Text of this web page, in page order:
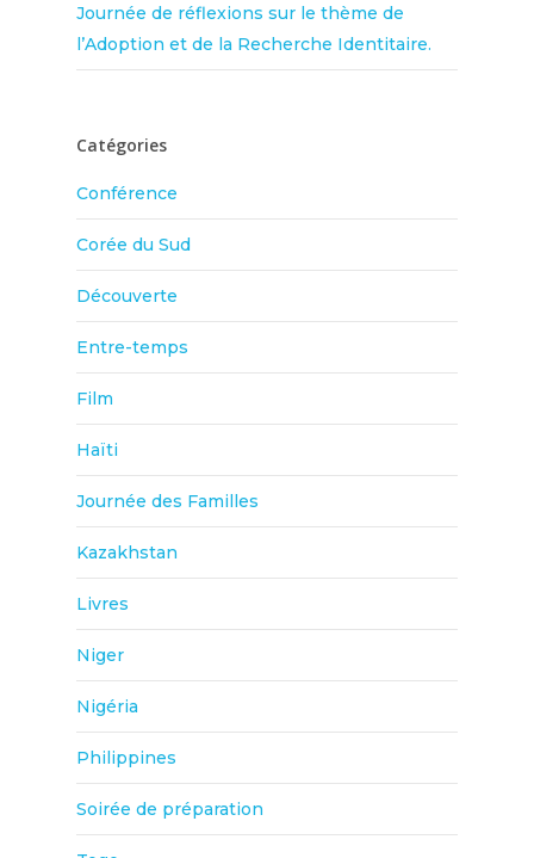
Journée de réflexions sur le thème de
l’Adoption et de la Recherche Identitaire.
Catégories
Conférence
Corée du Sud
Découverte
Entre-temps
Film
Haïti
Journée des Familles
Kazakhstan
Livres
Niger
Nigéria
Philippines
Soirée de préparation